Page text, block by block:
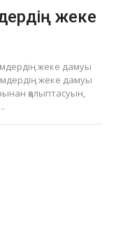
жеке
жеке дамуы
жеке дамуы
қалыптасуын,